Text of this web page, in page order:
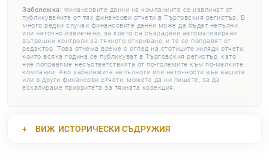
Забележка: Финансовите данни на компаниите се извличат от
публикуваните от тях финансови отчети в Търговския регистър. В
много редки случаи финансовите данни може да бъдат непълни
или неточно извлечени, за което са създадени автоматизирани
вътрешни контроли за тяхното откриване, и те се поправят от
редактор. Това отнема време с оглед на стотиците хиляди отчети,
които всяка година се публикуват в Търговския регистър, като
ние поправяме несъответствията от по-големите към по-малките
компании. Ако забележите непълноти или неточности във вашите
или в други финансови отчети, можете да ни пишете, за да
ескалираме приоритета за тяхната корекция.
ВИЖ ИСТОРИЧЕСКИ СЪДРУЖИЯ